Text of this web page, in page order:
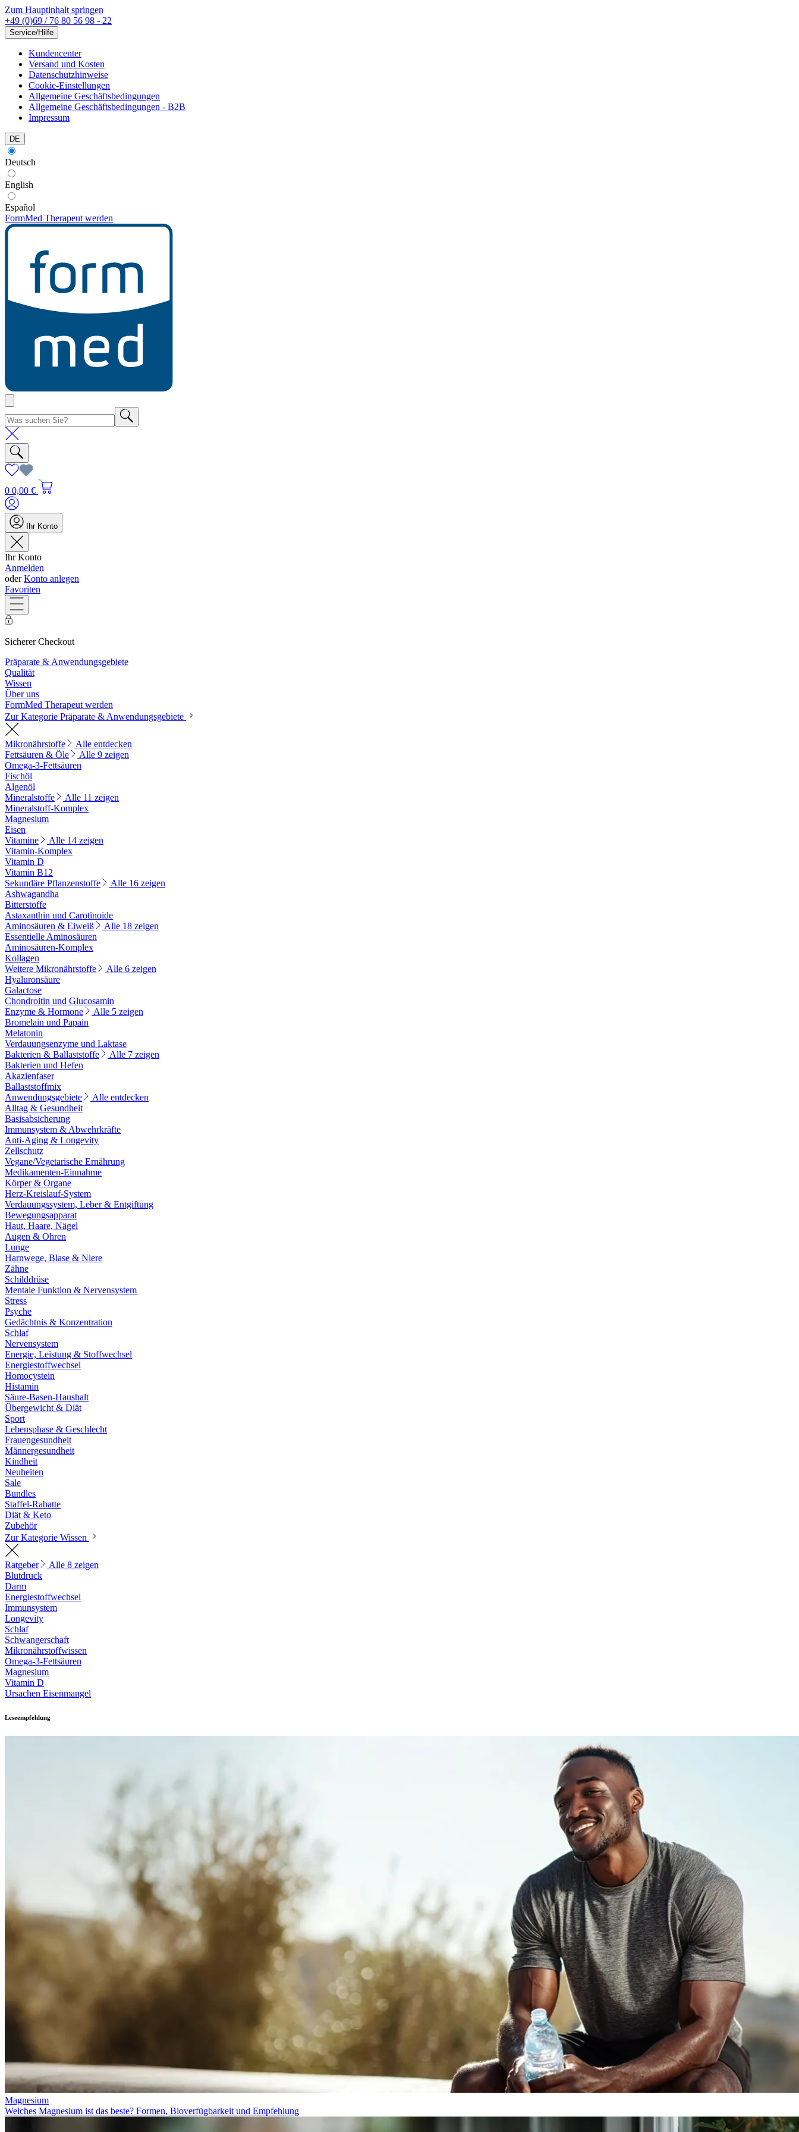
Zum Hauptinhalt springen
+49 (0)69 / 76 80 56 98 - 22
Service/Hilfe
Kundencenter
Versand und Kosten
Datenschutzhinweise
Cookie-Einstellungen
Allgemeine Geschäftsbedingungen
Allgemeine Geschäftsbedingungen - B2B
Impressum
DE
Deutsch
English
Español
FormMed Therapeut werden
0 0,00 €
Ihr Konto
Ihr Konto
Anmelden
oderKonto anlegen
Favoriten
Sicherer Checkout
Präparate & Anwendungsgebiete
Qualität
Wissen
Über uns
FormMed Therapeut werden
Zur Kategorie Präparate & Anwendungsgebiete
Mikronährstoffe
Alle entdecken
Fettsäuren & Öle
Alle 9 zeigen
Omega-3-Fettsäuren
Fischöl
Algenöl
Mineralstoffe
Alle 11 zeigen
Mineralstoff-Komplex
Magnesium
Eisen
Vitamine
Alle 14 zeigen
Vitamin-Komplex
Vitamin D
Vitamin B12
Sekundäre Pflanzenstoffe
Alle 16 zeigen
Ashwagandha
Bitterstoffe
Astaxanthin und Carotinoide
Aminosäuren & Eiweiß
Alle 18 zeigen
Essentielle Aminosäuren
Aminosäuren-Komplex
Kollagen
Weitere Mikronährstoffe
Alle 6 zeigen
Hyaluronsäure
Galactose
Chondroitin und Glucosamin
Enzyme & Hormone
Alle 5 zeigen
Bromelain und Papain
Melatonin
Verdauungsenzyme und Laktase
Bakterien & Ballaststoffe
Alle 7 zeigen
Bakterien und Hefen
Akazienfaser
Ballaststoffmix
Anwendungsgebiete
Alle entdecken
Alltag & Gesundheit
Basisabsicherung
Immunsystem & Abwehrkräfte
Anti-Aging & Longevity
Zellschutz
Vegane/Vegetarische Ernährung
Medikamenten-Einnahme
Körper & Organe
Herz-Kreislauf-System
Verdauungssystem, Leber & Entgiftung
Bewegungsapparat
Haut, Haare, Nägel
Augen & Ohren
Lunge
Harnwege, Blase & Niere
Zähne
Schilddrüse
Mentale Funktion & Nervensystem
Stress
Psyche
Gedächtnis & Konzentration
Schlaf
Nervensystem
Energie, Leistung & Stoffwechsel
Energiestoffwechsel
Homocystein
Histamin
Säure-Basen-Haushalt
Übergewicht & Diät
Sport
Lebensphase & Geschlecht
Frauengesundheit
Männergesundheit
Kindheit
Neuheiten
Sale
Bundles
Staffel-Rabatte
Diät & Keto
Zubehör
Zur Kategorie Wissen
Ratgeber
Alle 8 zeigen
Blutdruck
Darm
Energiestoffwechsel
Immunsystem
Longevity
Schlaf
Schwangerschaft
Mikronährstoffwissen
Omega-3-Fettsäuren
Magnesium
Vitamin D
Ursachen Eisenmangel
Leseempfehlung
Magnesium
Welches Magnesium ist das beste? Formen, Bioverfügbarkeit und Empfehlung